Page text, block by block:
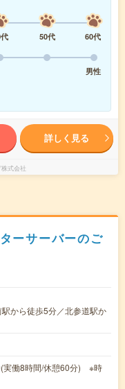
50代
60代
男性
詳しく見る
式会社
ーサーバーのご
から徒歩5分／北参道駅か
実働8時間/休憩60分) ※時